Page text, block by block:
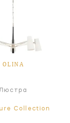
OLINA
Collection